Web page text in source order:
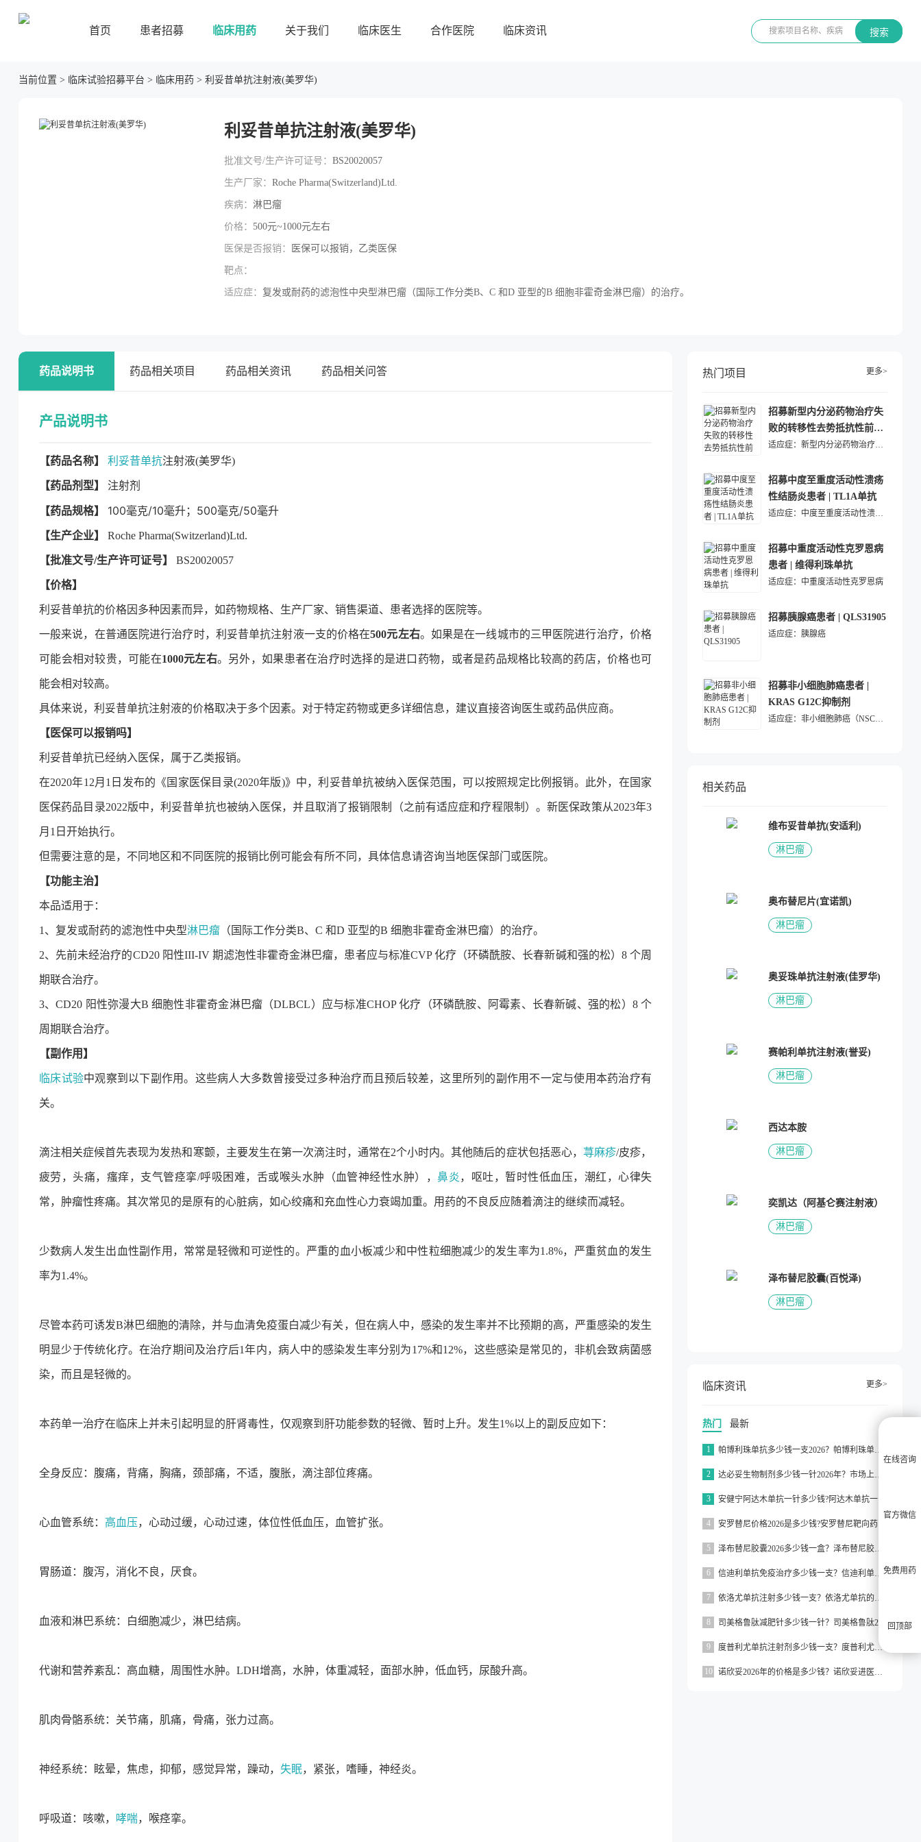
首页 患者招募 临床用药 关于我们 临床医生 合作医院 临床资讯 搜索
当前位置 > 临床试验招募平台 > 临床用药 > 利妥昔单抗注射液(美罗华)
利妥昔单抗注射液(美罗华)
批准文号/生产许可证号： BS20020057
生产厂家： Roche Pharma(Switzerland)Ltd.
疾病： 淋巴瘤
价格： 500元~1000元左右
医保是否报销： 医保可以报销，乙类医保
靶点：
适应症： 复发或耐药的滤泡性中央型淋巴瘤（国际工作分类B、C 和D 亚型的B 细胞非霍奇金淋巴瘤）的治疗。
药品说明书 药品相关项目 药品相关资讯 药品相关问答
产品说明书
【药品名称】 利妥昔单抗注射液(美罗华)
【药品剂型】 注射剂
【药品规格】 100毫克/10毫升；500毫克/50毫升
【生产企业】 Roche Pharma(Switzerland)Ltd.
【批准文号/生产许可证号】 BS20020057
【价格】
利妥昔单抗的价格因多种因素而异，如药物规格、生产厂家、销售渠道、患者选择的医院等。
一般来说，在普通医院进行治疗时，利妥昔单抗注射液一支的价格在500元左右。如果是在一线城市的三甲医院进行治疗，价格
可能会相对较贵，可能在1000元左右。另外，如果患者在治疗时选择的是进口药物，或者是药品规格比较高的药店，价格也可
能会相对较高。
具体来说，利妥昔单抗注射液的价格取决于多个因素。对于特定药物或更多详细信息，建议直接咨询医生或药品供应商。
【医保可以报销吗】
利妥昔单抗已经纳入医保，属于乙类报销。
在2020年12月1日发布的《国家医保目录(2020年版)》中，利妥昔单抗被纳入医保范围，可以按照规定比例报销。此外，在国家
医保药品目录2022版中，利妥昔单抗也被纳入医保，并且取消了报销限制（之前有适应症和疗程限制）。新医保政策从2023年3
月1日开始执行。
但需要注意的是，不同地区和不同医院的报销比例可能会有所不同，具体信息请咨询当地医保部门或医院。
【功能主治】
本品适用于：
1、复发或耐药的滤泡性中央型淋巴瘤 （国际工作分类B、C 和D 亚型的B 细胞非霍奇金淋巴瘤）的治疗。
2、先前未经治疗的CD20 阳性III-IV 期滤泡性非霍奇金淋巴瘤，患者应与标准CVP 化疗（环磷酰胺、长春新碱和强的松）8 个周
期联合治疗。
3、CD20 阳性弥漫大B 细胞性非霍奇金淋巴瘤（DLBCL）应与标准CHOP 化疗（环磷酰胺、阿霉素、长春新碱、强的松）8 个
周期联合治疗。
【副作用】
临床试验中观察到以下副作用。这些病人大多数曾接受过多种治疗而且预后较差，这里所列的副作用不一定与使用本药治疗有
关。
滴注相关症候首先表现为发热和寒颤，主要发生在第一次滴注时，通常在2个小时内。其他随后的症状包括恶心， 荨麻疹/皮疹，
疲劳，头痛，瘙痒，支气管痉挛/呼吸困难，舌或喉头水肿（血管神经性水肿），鼻炎，呕吐，暂时性低血压，潮红，心律失
常，肿瘤性疼痛。其次常见的是原有的心脏病，如心绞痛和充血性心力衰竭加重。用药的不良反应随着滴注的继续而减轻。
少数病人发生出血性副作用，常常是轻微和可逆性的。严重的血小板减少和中性粒细胞减少的发生率为1.8%，严重贫血的发生
率为1.4%。
尽管本药可诱发B淋巴细胞的清除，并与血清免疫蛋白减少有关，但在病人中，感染的发生率并不比预期的高，严重感染的发生
明显少于传统化疗。在治疗期间及治疗后1年内，病人中的感染发生率分别为17%和12%，这些感染是常见的，非机会致病菌感
染，而且是轻微的。
本药单一治疗在临床上并未引起明显的肝肾毒性，仅观察到肝功能参数的轻微、暂时上升。发生1%以上的副反应如下：
全身反应：腹痛，背痛，胸痛，颈部痛，不适，腹胀，滴注部位疼痛。
心血管系统： 高血压，心动过缓，心动过速，体位性低血压，血管扩张。
胃肠道：腹泻，消化不良，厌食。
血液和淋巴系统：白细胞减少，淋巴结病。
代谢和营养紊乱：高血糖，周围性水肿。LDH增高，水肿，体重减轻，面部水肿，低血钙，尿酸升高。
肌肉骨骼系统：关节痛，肌痛，骨痛，张力过高。
神经系统：眩晕，焦虑，抑郁，感觉异常，躁动， 失眠，紧张，嗜睡，神经炎。
呼吸道：咳嗽， 哮喘，喉痉挛。
热门项目 更多>
招募新型内分泌药物治疗失
败的转移性去势抵抗性前列
腺癌患者 | ADC药物
适应症： 新型内分泌药物治疗失败的转移性去势抵抗性前列腺癌
招募中度至重度活动性溃疡
性结肠炎患者 | TL1A单抗
适应症： 中度至重度活动性溃疡性结肠炎
招募中重度活动性克罗恩病
患者 | 维得利珠单抗
适应症： 中重度活动性克罗恩病
招募胰腺癌患者 | QLS31905
适应症： 胰腺癌
招募非小细胞肺癌患者 |
KRAS G12C抑制剂
适应症： 非小细胞肺癌（NSCLC）
相关药品
维布妥昔单抗(安适利)
淋巴瘤
奥布替尼片(宜诺凯)
淋巴瘤
奥妥珠单抗注射液(佳罗华)
淋巴瘤
赛帕利单抗注射液(誉妥)
淋巴瘤
西达本胺
淋巴瘤
奕凯达（阿基仑赛注射液）
淋巴瘤
泽布替尼胶囊(百悦泽)
淋巴瘤
临床资讯 更多>
热门 最新
1 帕博利珠单抗多少钱一支2026？帕博利珠单抗纳入医保了吗2026？
2 达必妥生物制剂多少钱一针2026年？市场上达必妥的价格为3160元/支左右
3 安健宁阿达木单抗一针多少钱?阿达木单抗一针价格在3000元左右
4 安罗替尼价格2026是多少钱?安罗替尼靶向药价格一般在2000元左右
5 泽布替尼胶囊2026多少钱一盒？泽布替尼胶囊的价格为5000元左右一盒
6 信迪利单抗免疫治疗多少钱一支？信迪利单抗免疫治疗的价格约为2843元一支
7 依洛尤单抗注射多少钱一支？依洛尤单抗的价格一般在500元到1000元之间一支
8 司美格鲁肽减肥针多少钱一针？司美格鲁肽2026价格
9 度普利尤单抗注射剂多少钱一支？度普利尤单抗一支价格约为3160元
10 诺欣妥2026年的价格是多少钱？诺欣妥进医保了吗？
在线咨询
官方微信
免费用药
回顶部